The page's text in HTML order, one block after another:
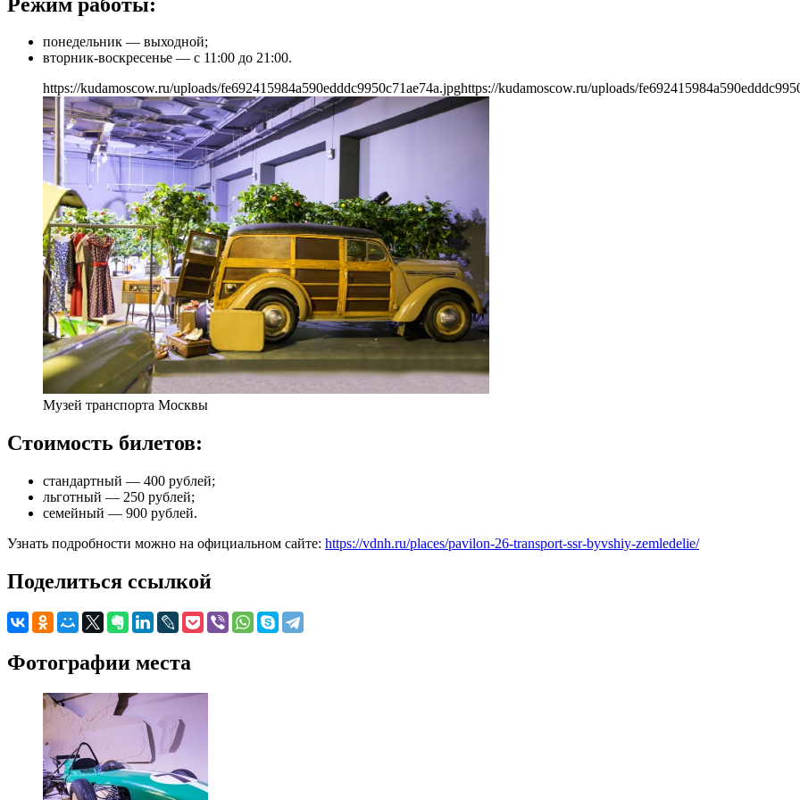
понедельник — выходной;
вторник-воскресенье — с 11:00 до 21:00.
https://kudamoscow.ru/uploads/fe692415984a590edddc9950c71ae74a.jpghttps://kudamoscow.ru/uploads/
Музей транспорта Москвы
Стоимость билетов:
стандартный — 400 рублей;
льготный — 250 рублей;
семейный — 900 рублей.
Узнать подробности можно на официальном сайте: https://vdnh.ru/places/pavilon-26-transport-ssr-byvshiy-zemledelie/
Поделиться ссылкой
Фотографии места